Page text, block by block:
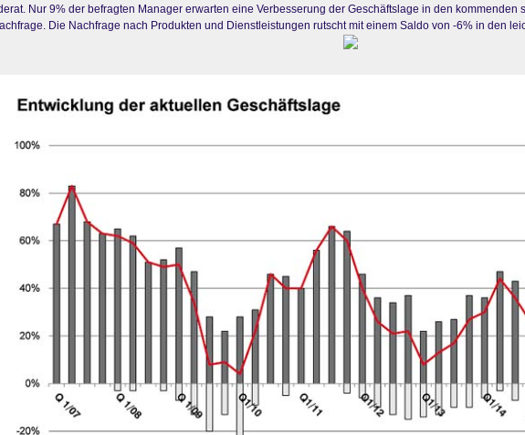
Nur 9% der befragten Manager erwarten eine Verbesserung der Geschäftslage in den
Die Nachfrage nach Produkten und Dienstleistungen rutscht mit einem Saldo von -6% in den